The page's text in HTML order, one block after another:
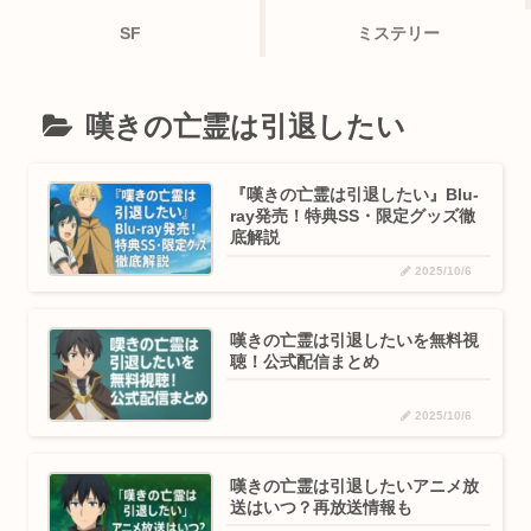
SF ミステリー
嘆きの亡霊は引退したい
『嘆きの亡霊は引退したい』Blu-
ray発売！特典SS・限定グッズ徹
底解説
2025/10/6
嘆きの亡霊は引退したいを無料視
聴！公式配信まとめ
2025/10/6
嘆きの亡霊は引退したいアニメ放
送はいつ？再放送情報も